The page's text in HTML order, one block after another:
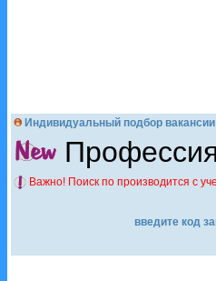
Индивидуальный подбор
Важно! Поиск по производится с
введите код